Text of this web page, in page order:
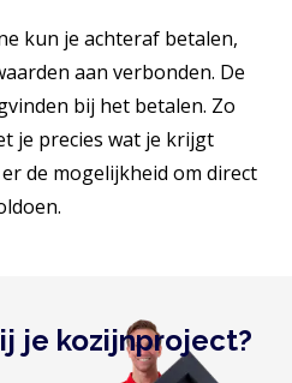
kun je achteraf betalen,
aan verbonden. De
bij het betalen. Zo
je precies wat je krijgt
de mogelijkheid om direct
je kozijnproject?